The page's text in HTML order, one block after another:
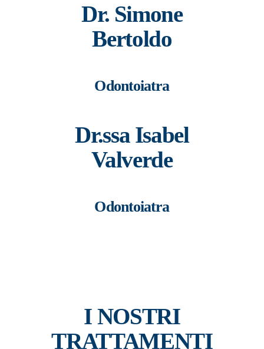
Dr. Simone
Bertoldo
Odontoiatra
Dr.ssa Isabel
Valverde
Odontoiatra
I NOSTRI
TRATTAMENTI